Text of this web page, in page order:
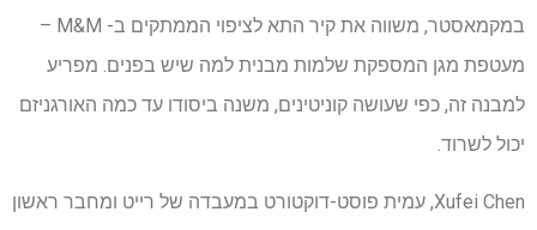
במקמאסטר, משווה את קיר התא לציפוי הממתקים ב- M&M –
מעטפת מגן המספקת שלמות מבנית למה שיש בפנים. מפריע
למבנה זה, כפי שעושה קוניטינים, משנה ביסודו עד כמה האורגניזם
יכול לשרוד.
Xufei Chen, עמית פוסט-דוקטורט במעבדה של רייט ומחבר ראשון